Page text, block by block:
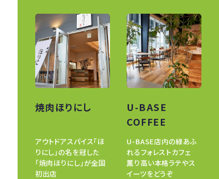
焼肉ほりにし
アウトドアスパイス「ほ
りにし」の名を冠した
「焼肉ほりにし」が全国
初出店
U-BASE
COFFEE
U-BASE店内の緑あふ
れるフォレストカフェ
薫り高い本格ラテやス
イーツをどうぞ